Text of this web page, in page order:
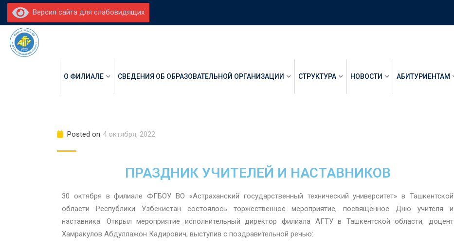
Версия сайта для слабовидящих
О ФИЛИАЛЕ СВЕДЕНИЯ ОБ ОБРАЗОВАТЕЛЬНОЙ ОРГАНИЗАЦИИ СТРУКТУРА НОВОСТИ АБИТУРИЕНТАМ
Posted on 4 октября, 2022
ПРАЗДНИК УЧИТЕЛЕЙ И НАСТАВНИКОВ
30 октября в филиале ФГБОУ ВО «Астраханский государственный технический университет» в Ташкентской
области Республики Узбекистан состоялось торжественное мероприятие, посвящённое Дню учителя и
наставника. Открыл мероприятие исполнительный директор филиала АГТУ в Ташкентской области, доцент
Хамракулов Абдуллажон Кадирович, выступив с поздравительной речью: